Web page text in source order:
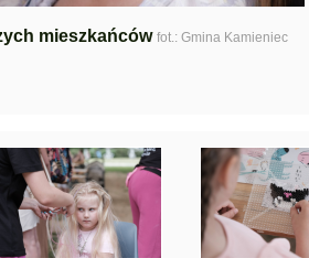
mieszkańców fot.: Gmina Kamieniec